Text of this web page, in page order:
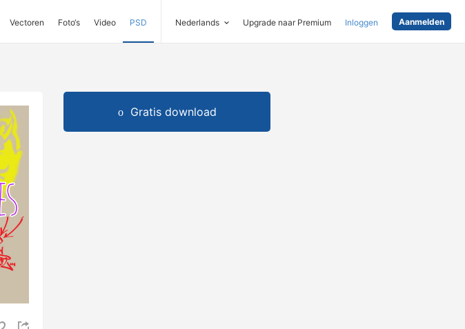
Vectoren Foto‘s Video PSD Nederlands Upgrade naar Premium Inloggen Aanmelden
Gratis download